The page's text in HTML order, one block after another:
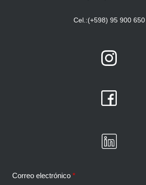
Cel.:(+598) 95 900 650
Correo electrónico